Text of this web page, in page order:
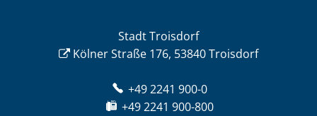
Stadt Troisdorf
Kölner Straße 176, 53840 Troisdorf
+49 2241 900-0
+49 2241 900-800